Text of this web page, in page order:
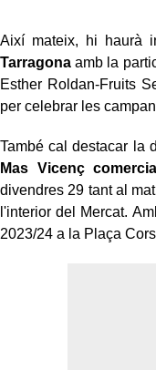
Així mateix, hi haurà
Tarragona amb la
Esther Roldan-Fruits
per celebrar les
També cal destacar la
Mas Vicenç
divendres 29 tant al
l'interior del Mercat.
2023/24 a la Plaça